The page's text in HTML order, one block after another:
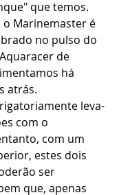
que temos.
Marinemaster é
no pulso do
de
há
atrás.
leva-
com o
com um
estes dois
ser
que, apenas